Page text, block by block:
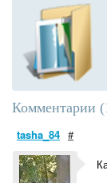
Комментарии (
tasha_84 #